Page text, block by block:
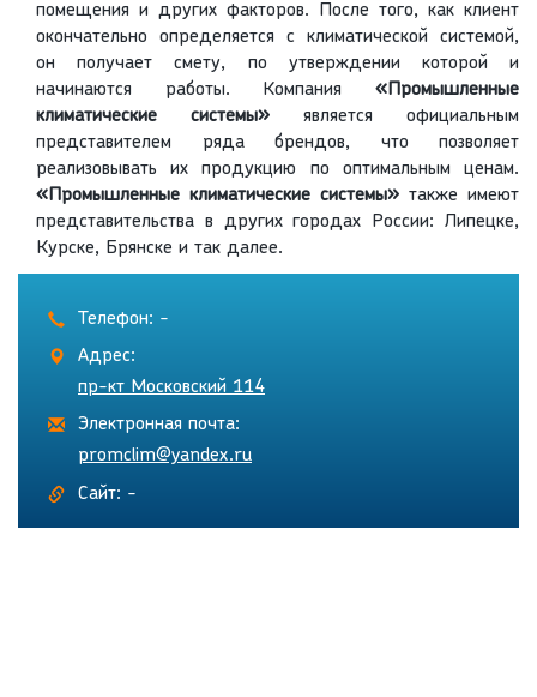
помещения и других факторов. После того, как клиент
окончательно определяется с климатической системой,
он получает смету, по утверждении которой и
начинаются работы. Компания «Промышленные
климатические системы» является официальным
представителем ряда брендов, что позволяет
реализовывать их продукцию по оптимальным ценам.
«Промышленные климатические системы» также имеют
представительства в других городах России: Липецке,
Курске, Брянске и так далее.
Телефон: -
Адрес:
пр-кт Московский 114
Электронная почта:
promclim@yandex.ru
Сайт: -